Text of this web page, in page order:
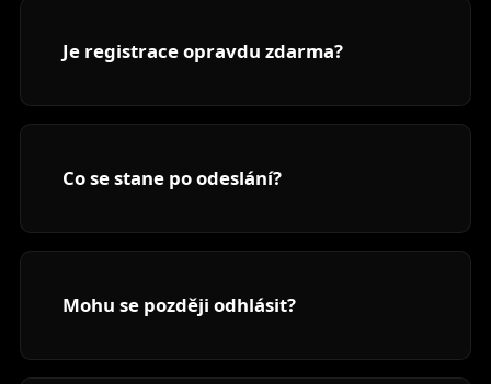
Je registrace opravdu zdarma?
Co se stane po odeslání?
Mohu se později odhlásit?